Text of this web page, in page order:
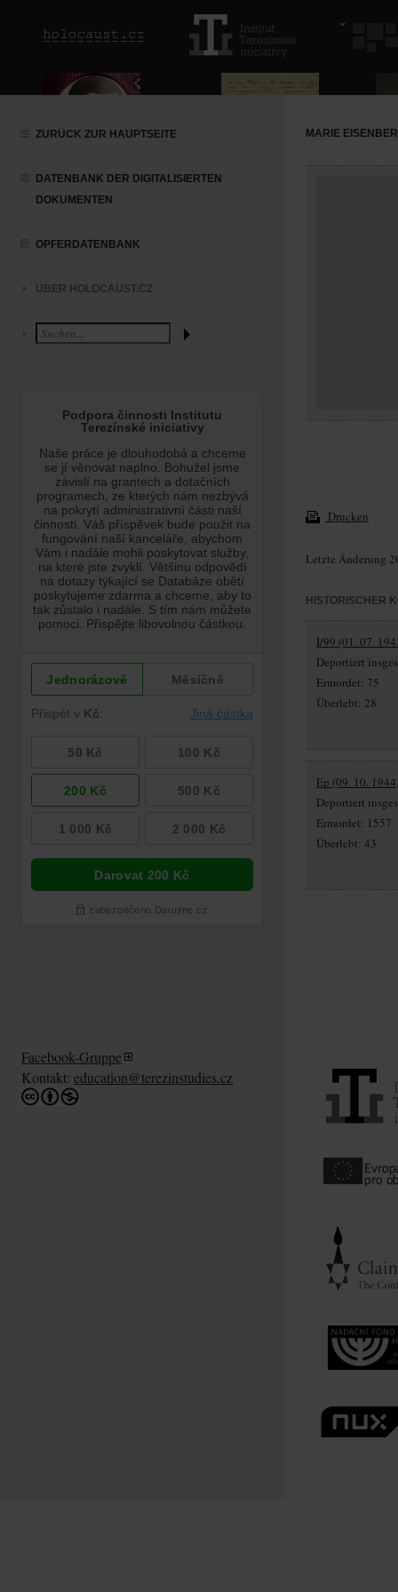
ZURÜCK ZUR HAUPTSEITE
DATENBANK DER DIGITALISIERTEN
DOKUMENTEN
OPFERDATENBANK
ÜBER HOLOCAUST.CZ
MARIE
Drucken
Letzte Änderung
HISTORISCHER
I/99 (01. 07.
Deportiert
Ermordet: 75
Überlebt: 28
Ep (09. 10.
Deportiert
Ermordet: 1557
Überlebt: 43
Facebook-Gruppe
Kontakt: education@terezinstudies.cz